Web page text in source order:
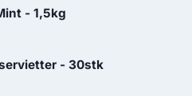
- 1,5kg
- 30stk